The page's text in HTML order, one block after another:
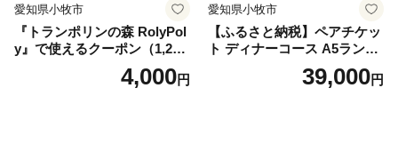
愛知県小牧市
『トランポリンの森 RolyPol
y』で使えるクーポン（1,200
4,000円
愛知県小牧市
【ふるさと納税】ペアチケッ
ト ディナーコース A5ランク
飛騨牛 コース 記念日 お誕生
日 特別な日 完全個室 ノンア
39,000円